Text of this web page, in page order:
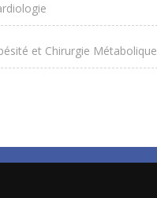
et Chirurgie Métabolique